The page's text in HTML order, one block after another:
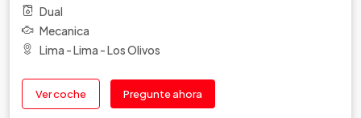
Dual
Mecanica
Lima - Lima - Los Olivos
Ver coche Pregunte ahora